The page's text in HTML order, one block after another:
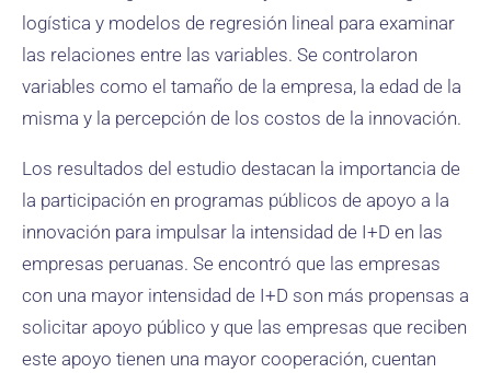
logística y modelos de regresión lineal para examinar
las relaciones entre las variables. Se controlaron
variables como el tamaño de la empresa, la edad de la
misma y la percepción de los costos de la innovación.
Los resultados del estudio destacan la importancia de
la participación en programas públicos de apoyo a la
innovación para impulsar la intensidad de I+D en las
empresas peruanas. Se encontró que las empresas
con una mayor intensidad de I+D son más propensas a
solicitar apoyo público y que las empresas que reciben
este apoyo tienen una mayor cooperación, cuentan